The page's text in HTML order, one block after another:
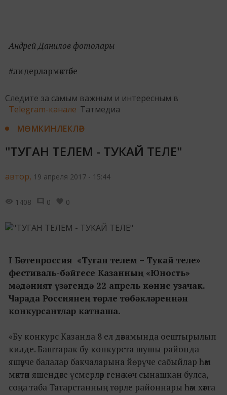
Андрей Данилов фотолары
#лидерлармәктәбе
Следите за самым важным и интересным в
Telegram-канале Татмедиа
МӨМКИНЛЕКЛӘР
"ТУГАН ТЕЛЕМ - ТУКАЙ ТЕЛЕ"
автор, 19 апреля 2017 - 15:44
1408 0 0
I Бөтенроссия «Туган телем – Тукай теле»
фестиваль-бәйгесе Казанның «Юность»
мәдәният үзәгендә 22 апрель көнне узачак.
Чарада Россиянең төрле төбәкләреннән
конкурсантлар катнаша.
«Бу конкурс Казанда 8 ел дәвамында оештырылып
килде. Баштарак бу конкурста шушы районда
яшәүче балалар бакчаларына йөрүче сабыйлар һәм
мәктәп яшендәге үсмерләр генә көч сынашкан булса,
соңа таба Татарстанның төрле районнары һәм хәтта